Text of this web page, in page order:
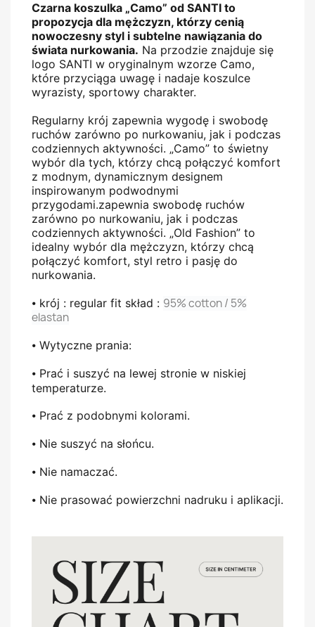
Czarna koszulka „Camo” od SANTI to
propozycja dla mężczyzn, którzy cenią
nowoczesny styl i subtelne nawiązania do
świata nurkowania. Na przodzie znajduje się
logo SANTI w oryginalnym wzorze Camo,
które przyciąga uwagę i nadaje koszulce
wyrazisty, sportowy charakter.
Regularny krój zapewnia wygodę i swobodę
ruchów zarówno po nurkowaniu, jak i podczas
codziennych aktywności. „Camo” to świetny
wybór dla tych, którzy chcą połączyć komfort
z modnym, dynamicznym designem
inspirowanym podwodnymi
przygodami.zapewnia swobodę ruchów
zarówno po nurkowaniu, jak i podczas
codziennych aktywności. „Old Fashion” to
idealny wybór dla mężczyzn, którzy chcą
połączyć komfort, styl retro i pasję do
nurkowania.
⦁ krój : regular fit skład : 95% cotton / 5%
elastan
⦁ Wytyczne prania:
⦁ Prać i suszyć na lewej stronie w niskiej
temperaturze.
⦁ Prać z podobnymi kolorami.
⦁ Nie suszyć na słońcu.
⦁ Nie namaczać.
⦁ Nie prasować powierzchni nadruku i aplikacji.